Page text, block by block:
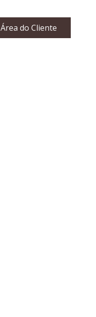
Área do Cliente